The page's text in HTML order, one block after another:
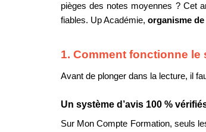
pièges des notes moyennes ? Cet
fiables. Up Académie, organisme
1. Comment fonctionne le
Avant de plonger dans la lecture, il
Un système d’avis 100 %
Sur Mon Compte Formation, seuls